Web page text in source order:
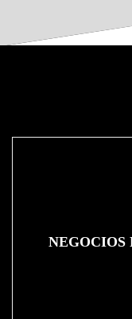
NEGOCIOS